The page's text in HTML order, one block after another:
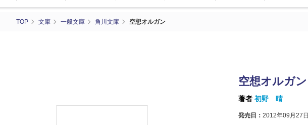
TOP 文庫 一般文庫 角川文庫 空想オルガン
空想オルガン
著者 初野 晴
発売日： 2012年09月27日